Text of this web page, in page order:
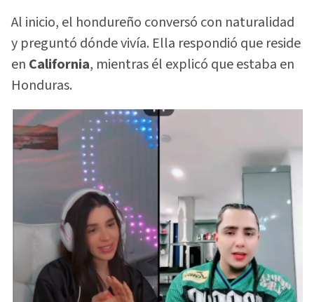
Al inicio, el hondureño conversó con naturalidad
y preguntó dónde vivía. Ella respondió que reside
en California, mientras él explicó que estaba en
Honduras.